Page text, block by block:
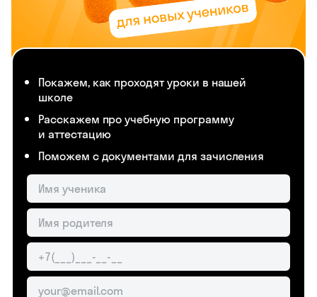
Покажем, как проходят уроки в нашей
школе
Расскажем про учебную программу
и аттестацию
Поможем с документами для зачисления